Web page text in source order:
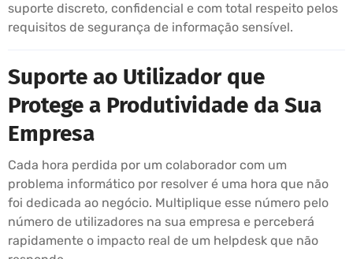
suporte discreto, confidencial e com total respeito pelos
requisitos de segurança de informação sensível.
Suporte ao Utilizador que
Protege a Produtividade da Sua
Empresa
Cada hora perdida por um colaborador com um
problema informático por resolver é uma hora que não
foi dedicada ao negócio. Multiplique esse número pelo
número de utilizadores na sua empresa e perceberá
rapidamente o impacto real de um helpdesk que não